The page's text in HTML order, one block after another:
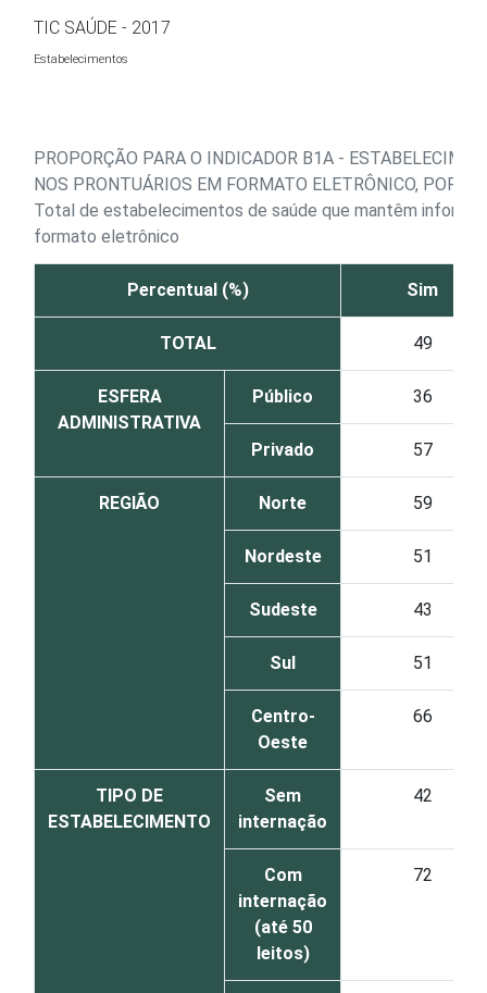
Ir para o conteúdo
TIC SAÚDE - 2017
Estabelecimentos
PROPORÇÃO PARA O INDICADOR B1A -
NOS PRONTUÁRIOS EM FORMATO ELETRÔNICO, POR
Total de estabelecimentos de saúde que mantêm
formato eletrônico
Percentual (%) Sim
TOTAL 49
ESFERA
ADMINISTRATIVA
Público 36
Privado 57
REGIÃO Norte 59
Nordeste 51
Sudeste 43
Sul 51
Centro-
Oeste
66
TIPO DE
ESTABELECIMENTO
Sem
internação
42
Com
internação
(até 50
leitos)
72